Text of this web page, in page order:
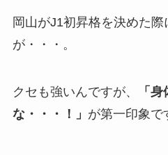
岡山がJ1初昇格を決めた
が・・・。
クセも強いんですが、
「
な・・・！」 が第一印象で